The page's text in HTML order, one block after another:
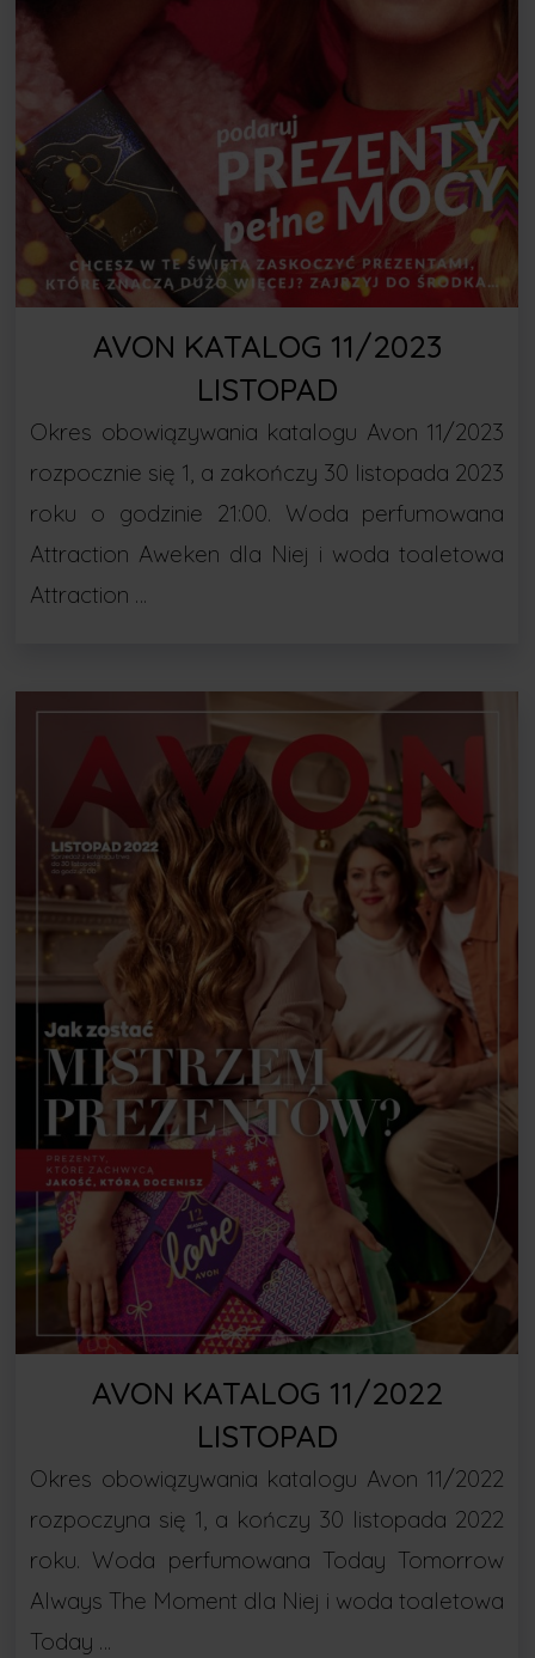
AVON KATALOG 11/2023
LISTOPAD
Okres obowiązywania katalogu Avon 11/2023
rozpocznie się 1, a zakończy 30 listopada 2023
roku o godzinie 21:00. Woda perfumowana
Attraction Aweken dla Niej i woda toaletowa
Attraction …
AVON KATALOG 11/2022
LISTOPAD
Okres obowiązywania katalogu Avon 11/2022
rozpoczyna się 1, a kończy 30 listopada 2022
roku. Woda perfumowana Today Tomorrow
Always The Moment dla Niej i woda toaletowa
Today …